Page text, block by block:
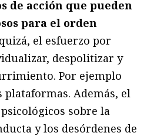
de acción que pueden
para el orden
el esfuerzo por
despolitizar y
Por ejemplo
Además, el
sobre la
y los desórdenes de